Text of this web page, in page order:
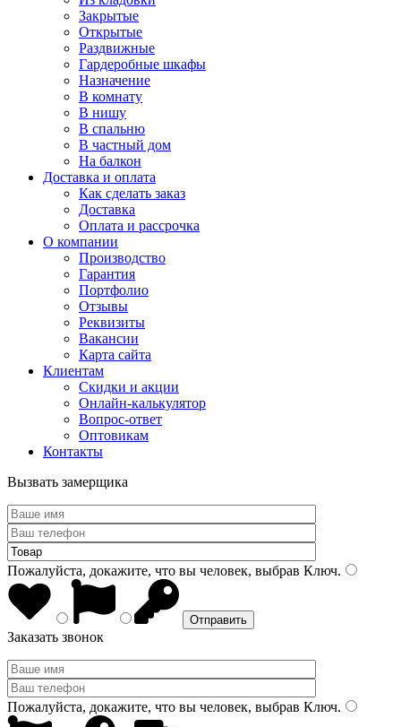
Закрытые
Открытые
Раздвижные
Гардеробные шкафы
Назначение
В комнату
В нишу
В спальню
В частный дом
На балкон
Доставка и оплата
Как сделать заказ
Доставка
Оплата и рассрочка
О компании
Производство
Гарантия
Портфолио
Отзывы
Реквизиты
Вакансии
Карта сайта
Клиентам
Скидки и акции
Онлайн-калькулятор
Вопрос-ответ
Оптовикам
Контакты
Вызвать замерщика
Пожалуйста, докажите, что вы человек, выбрав Ключ.
Заказать звонок
Пожалуйста, докажите, что вы человек, выбрав Ключ.